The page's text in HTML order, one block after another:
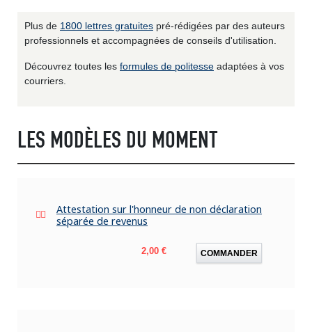
Plus de 1800 lettres gratuites pré-rédigées par des auteurs
professionnels et accompagnées de conseils d'utilisation.
Découvrez toutes les formules de politesse adaptées à vos
courriers.
LES MODÈLES DU MOMENT
Attestation sur l'honneur de non déclaration
séparée de revenus
Prix
2,00 € COMMANDER